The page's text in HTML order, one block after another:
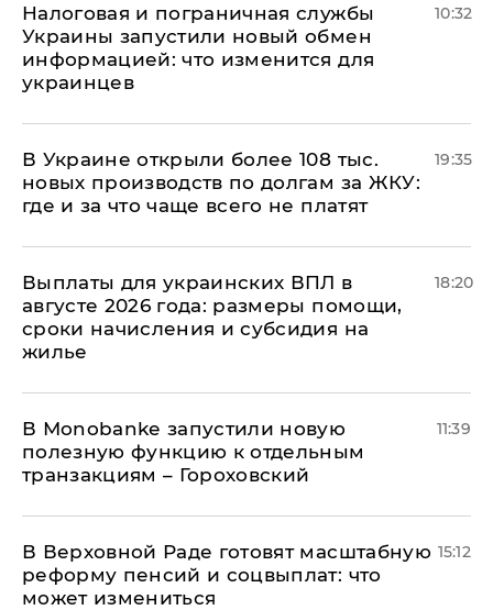
Налоговая и пограничная службы
Украины запустили новый обмен
информацией: что изменится для
украинцев
10:32
В Украине открыли более 108 тыс.
новых производств по долгам за ЖКУ:
где и за что чаще всего не платят
19:35
Выплаты для украинских ВПЛ в
августе 2026 года: размеры помощи,
сроки начисления и субсидия на
жилье
18:20
В Мonobankе запустили новую
полезную функцию к отдельным
транзакциям – Гороховский
11:39
В Верховной Раде готовят масштабную
реформу пенсий и соцвыплат: что
может измениться
15:12